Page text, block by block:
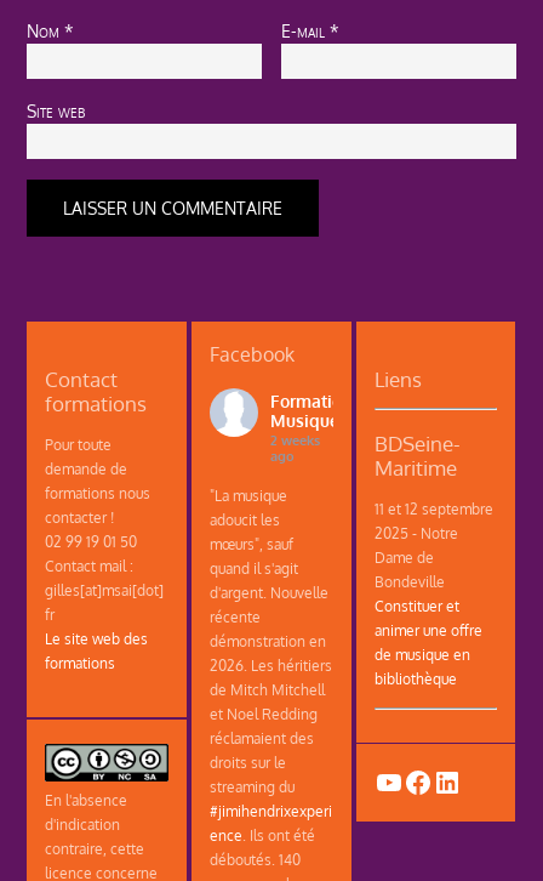
Nom* E-mail*
Site web
Contact
formations
Pour toute
demande de
formations nous
contacter !
02 99 19 01 50
Contact mail :
gilles[at]msai[dot]
fr
Le site web des
formations
En l'absence
d'indication
contraire, cette
licence concerne
Facebook
Formations
Musique
2 weeks
ago
"La musique
adoucit les
mœurs", sauf
quand il s'agit
d'argent. Nouvelle
récente
démonstration en
2026. Les héritiers
de Mitch Mitchell
et Noel Redding
réclamaient des
droits sur le
streaming du
#jimihendrixexperi
ence . Ils ont été
déboutés. 140
Liens
BDSeine-
Maritime
11 et 12 septembre
2025 - Notre
Dame de
Bondeville
Constituer et
animer une offre
de musique en
bibliothèque
YouTube
Facebook
LinkedIn